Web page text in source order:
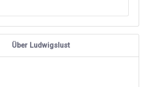
Über Ludwigslust